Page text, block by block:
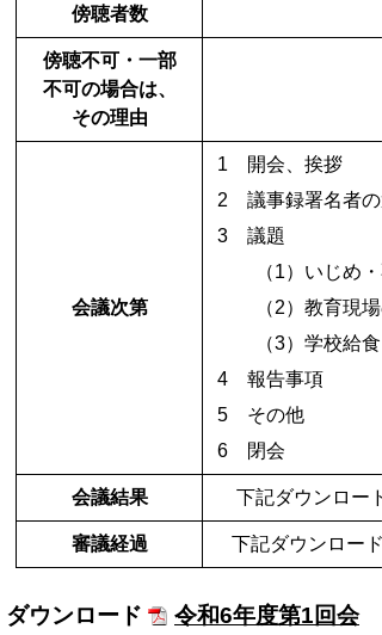
傍聴者数
傍聴不可・一部
不可の場合は、
その理由
会議次第
1 開会、挨拶
2 議事録署名者の
3 議題
（1）いじめ・
（2）教育現場
（3）学校給食
4 報告事項
5 その他
6 閉会
会議結果 下記ダウンロー
審議経過 下記ダウンロー
ダウンロード
令和6年度第1回会